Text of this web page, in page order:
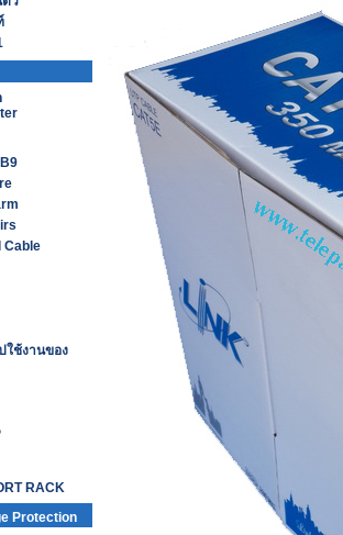
Cable
ใช้งานของ
RACK
Protection